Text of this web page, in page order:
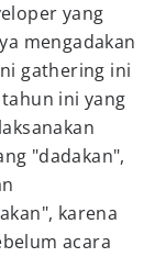
yang
mengadakan
gathering ini
ini yang
"dadakan",
karena
acara